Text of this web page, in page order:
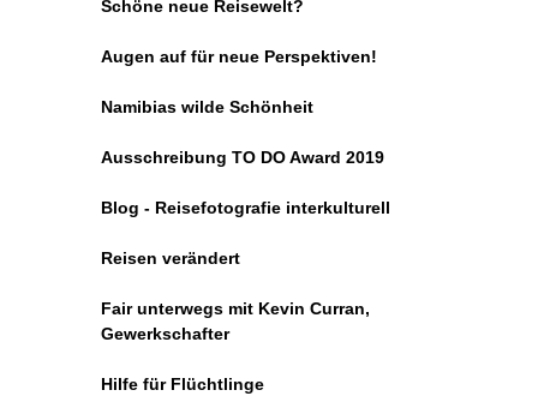
Schöne neue Reisewelt?
Augen auf für neue Perspektiven!
Namibias wilde Schönheit
Ausschreibung TO DO Award 2019
Blog - Reisefotografie interkulturell
Reisen verändert
Fair unterwegs mit Kevin Curran,
Gewerkschafter
Hilfe für Flüchtlinge